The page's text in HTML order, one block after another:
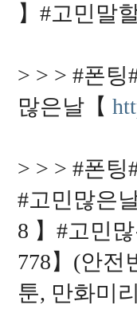
】#고민말
> > > #폰
많은날【
> > > #폰
#고민많은
8 】#고민
778】(안전
툰, 만화미